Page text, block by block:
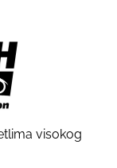
visokog